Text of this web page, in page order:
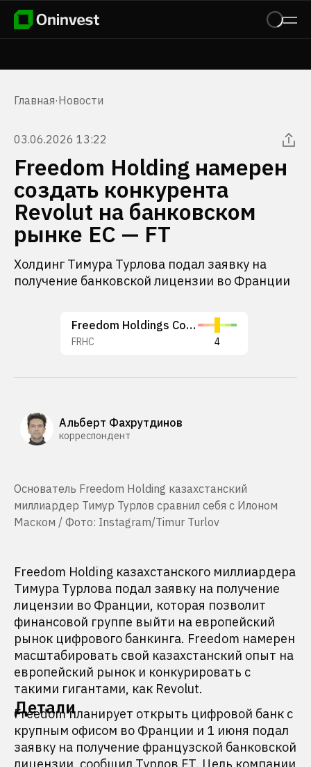
Главная·Новости
03.06.2026 13:22
Freedom Holding намерен
создать конкурента
Revolut на банковском
рынке ЕС — FT
Холдинг Тимура Турлова подал заявку на
получение банковской лицензии во Франции
Freedom Holdings Corp.
FRHC 4
Альберт Фахрутдинов
корреспондент
Основатель Freedom Holding казахстанский
миллиардер Тимур Турлов сравнил себя с Илоном
Маском / Фото: Instagram/Timur Turlov
Freedom Holding казахстанского миллиардера
Тимура Турлова подал заявку на получение
лицензии во Франции, которая позволит
финансовой группе выйти на европейский
рынок цифрового банкинга. Freedom намерен
масштабировать свой казахстанский опыт на
европейский рынок и конкурировать с
такими гигантами, как Revolut.
Детали
Freedom планирует открыть цифровой банк с
крупным офисом во Франции и 1 июня подал
заявку на получение французской банковской